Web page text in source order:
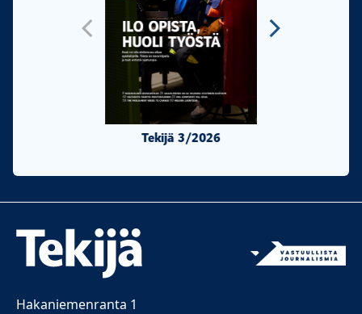
Tekijä 3/2026
Hakaniemenranta 1